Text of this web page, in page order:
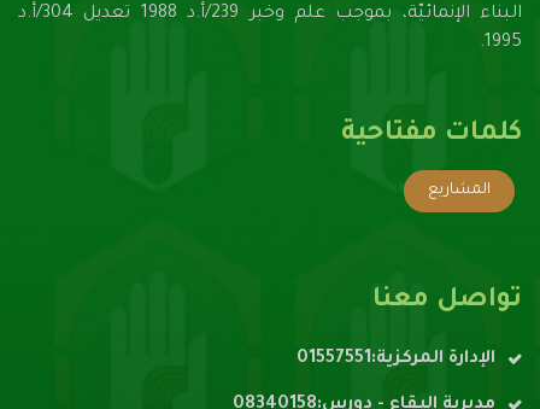
البناء الإنمائيّة، بموجب علم وخبر 239/أ.د 1988 تعديل 304/أ.د
1995.
كلمات مفتاحية
المشاريع
تواصل معنا
الإدارة المركزية:01557551
مديرية البقاع - دورس:08340158